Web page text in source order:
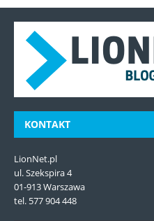
KONTAKT
LionNet.pl
ul. Szekspira 4
01-913 Warszawa
tel. 577 904 448